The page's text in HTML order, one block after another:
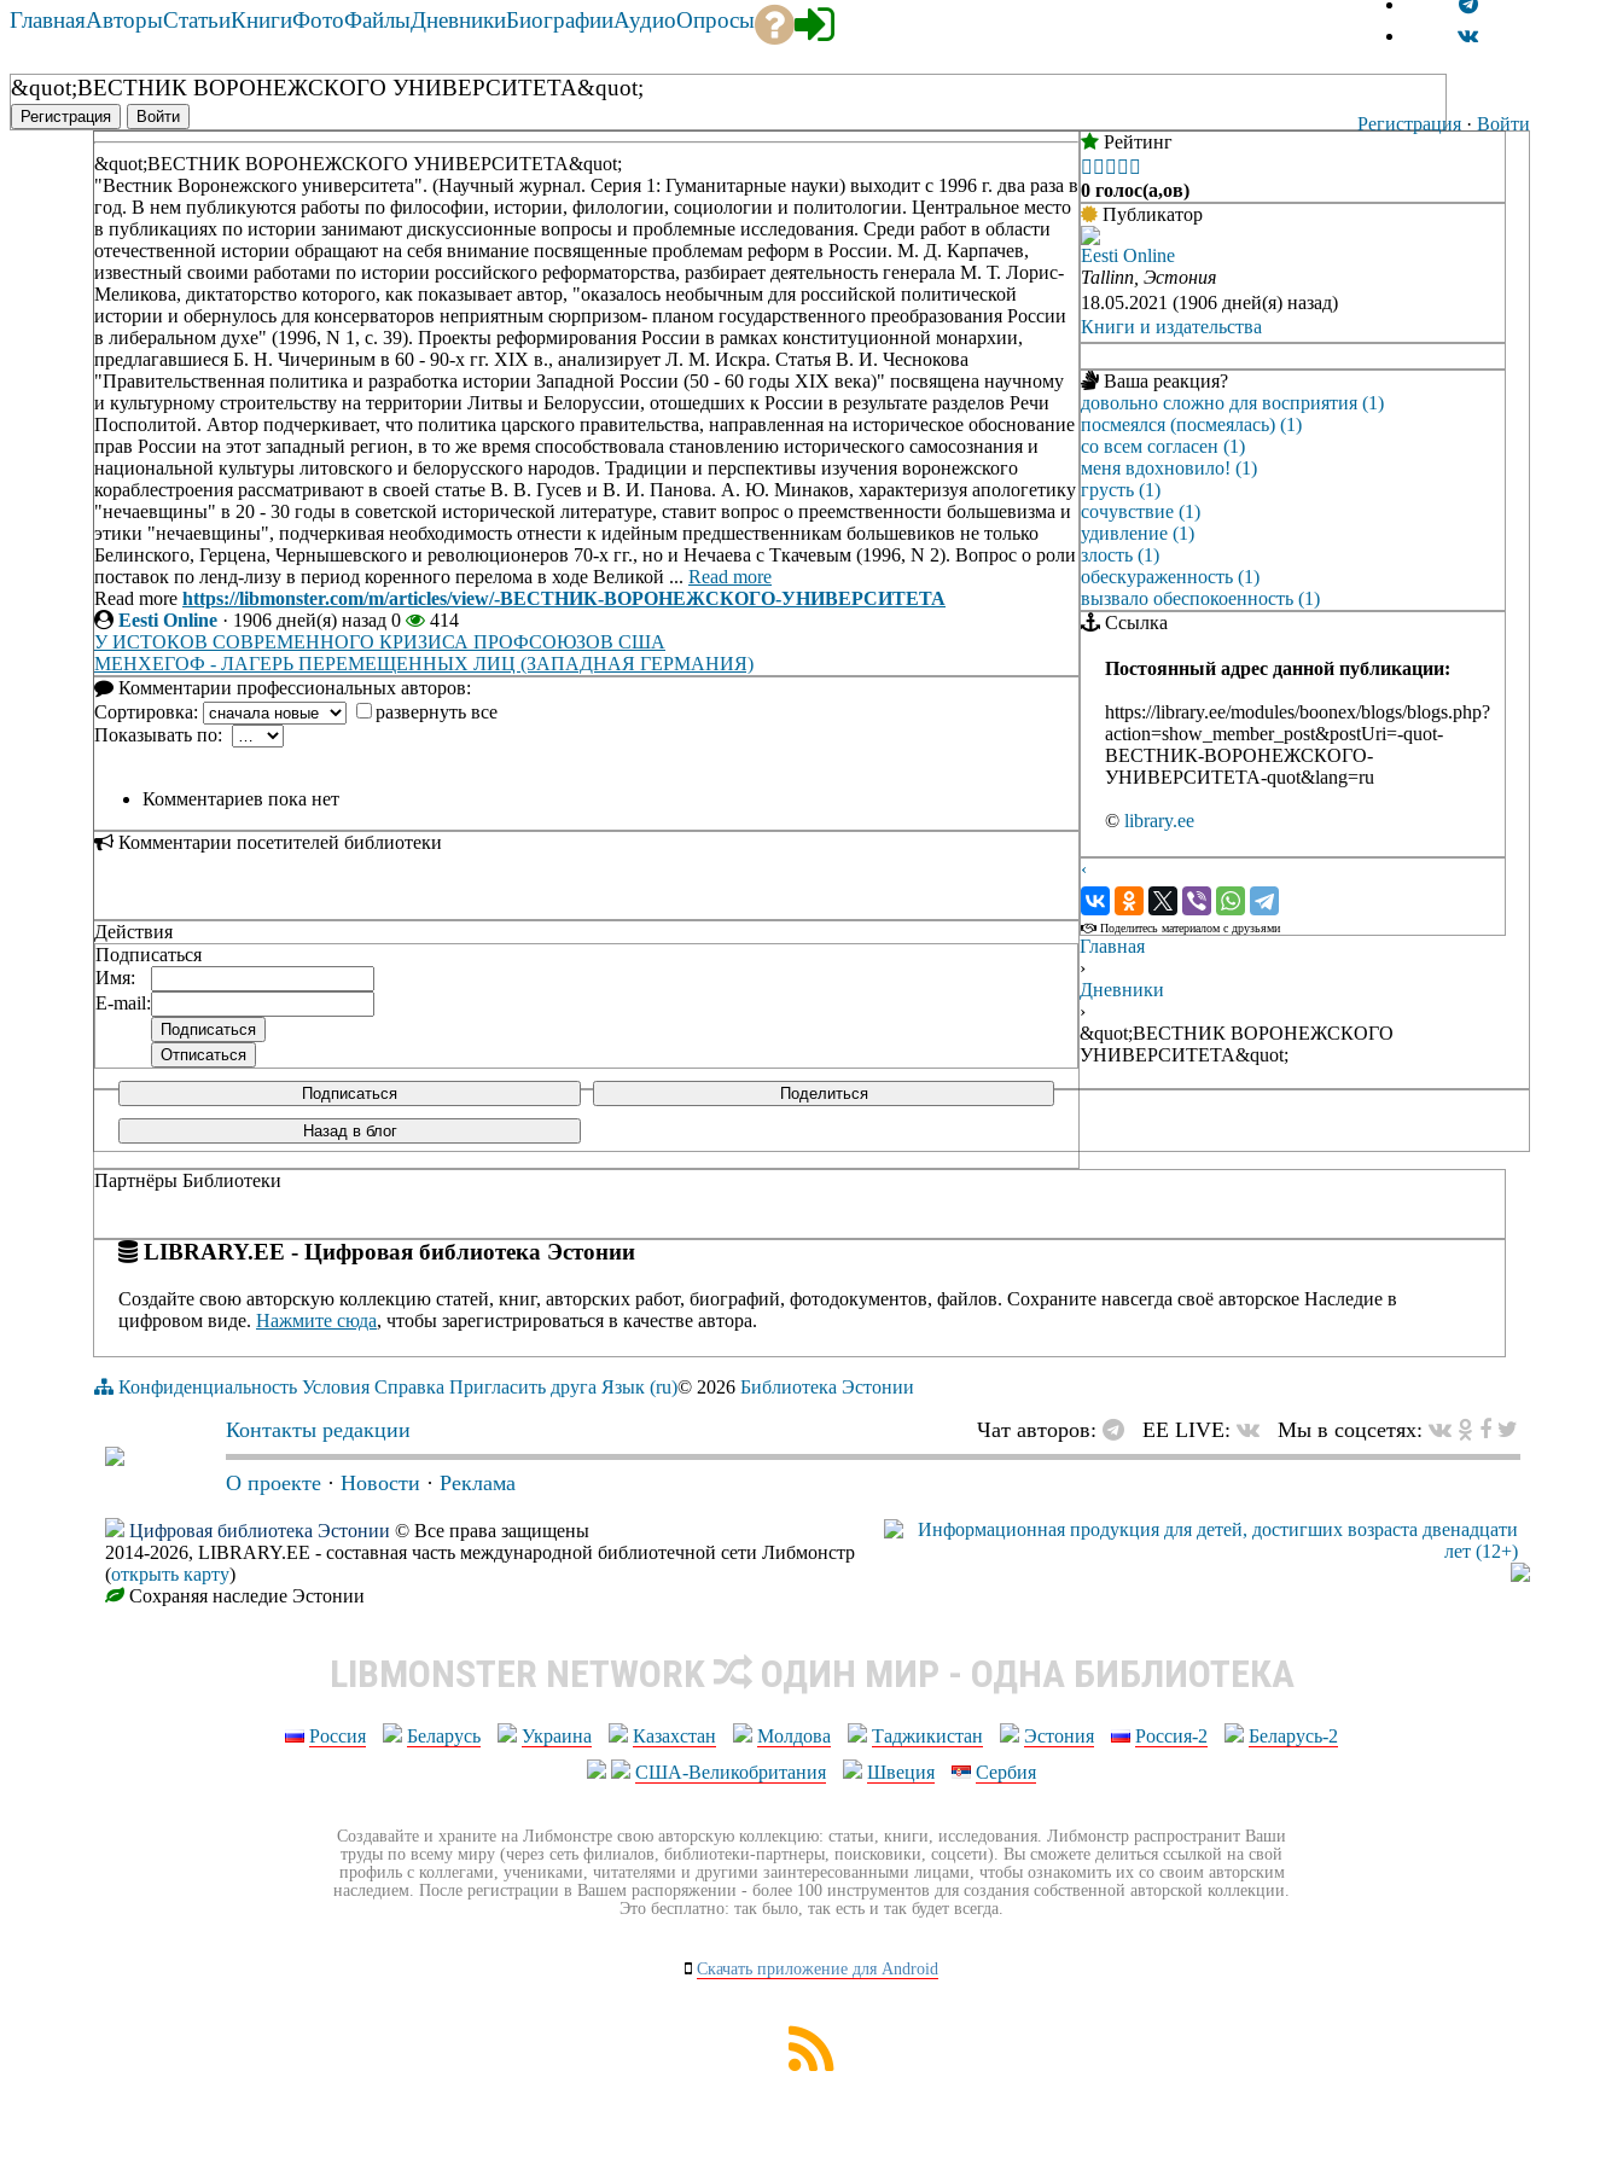
Регистрация · Войти
ГлавнаяАвторыСтатьиКнигиФотоФайлыДневникиБиографииАудиоОпросы
&quot;ВЕСТНИК ВОРОНЕЖСКОГО УНИВЕРСИТЕТА&quot;
Регистрация Войти
&quot;ВЕСТНИК ВОРОНЕЖСКОГО УНИВЕРСИТЕТА&quot;
"Вестник Воронежского университета". (Научный журнал. Серия 1: Гуманитарные науки) выходит с 1996 г. два раза в
год. В нем публикуются работы по философии, истории, филологии, социологии и политологии. Центральное место
в публикациях по истории занимают дискуссионные вопросы и проблемные исследования. Среди работ в области
отечественной истории обращают на себя внимание посвященные проблемам реформ в России. М. Д. Карпачев,
известный своими работами по истории российского реформаторства, разбирает деятельность генерала М. Т. Лорис-
Меликова, диктаторство которого, как показывает автор, "оказалось необычным для российской политической
истории и обернулось для консерваторов неприятным сюрпризом- планом государственного преобразования России
в либеральном духе" (1996, N 1, с. 39). Проекты реформирования России в рамках конституционной монархии,
предлагавшиеся Б. Н. Чичериным в 60 - 90-х гг. XIX в., анализирует Л. М. Искра. Статья В. И. Чеснокова
"Правительственная политика и разработка истории Западной России (50 - 60 годы XIX века)" посвящена научному
и культурному строительству на территории Литвы и Белоруссии, отошедших к России в результате разделов Речи
Посполитой. Автор подчеркивает, что политика царского правительства, направленная на историческое обоснование
прав России на этот западный регион, в то же время способствовала становлению исторического самосознания и
национальной культуры литовского и белорусского народов. Традиции и перспективы изучения воронежского
кораблестроения рассматривают в своей статье В. В. Гусев и В. И. Панова. А. Ю. Минаков, характеризуя апологетику
"нечаевщины" в 20 - 30 годы в советской исторической литературе, ставит вопрос о преемственности большевизма и
этики "нечаевщины", подчеркивая необходимость отнести к идейным предшественникам большевиков не только
Белинского, Герцена, Чернышевского и революционеров 70-х гг., но и Нечаева с Ткачевым (1996, N 2). Вопрос о роли
поставок по ленд-лизу в период коренного перелома в ходе Великой ... Read more
Read more https://libmonster.com/m/articles/view/-ВЕСТНИК-ВОРОНЕЖСКОГО-УНИВЕРСИТЕТА
Eesti Online · 1906 дней(я) назад 0
414
У ИСТОКОВ СОВРЕМЕННОГО КРИЗИСА ПРОФСОЮЗОВ США
МЕНХЕГОФ - ЛАГЕРЬ ПЕРЕМЕЩЕННЫХ ЛИЦ (ЗАПАДНАЯ ГЕРМАНИЯ)
Комментарии профессиональных авторов:
Сортировка:
развернуть все
Показывать по:
Комментариев пока нет
Комментарии посетителей библиотеки
Действия
Подписаться
Имя:
E-mail:
Подписаться Поделиться
Назад в блог
Рейтинг
    
0 голос(а,ов)
Публикатор
Eesti Online
Tallinn, Эстония
18.05.2021 (1906 дней(я) назад)
Книги и издательства
Ваша реакция?
довольно сложно для восприятия (1)
посмеялся (посмеялась) (1)
со всем согласен (1)
меня вдохновило! (1)
грусть (1)
сочувствие (1)
удивление (1)
злость (1)
обескураженность (1)
вызвало обеспокоенность (1)
Ссылка
Постоянный адрес данной публикации:
https://library.ee/modules/boonex/blogs/blogs.php?
action=show_member_post&postUri=-quot-
ВЕСТНИК-ВОРОНЕЖСКОГО-
УНИВЕРСИТЕТА-quot&lang=ru
© library.ee
‹
›
Поделитесь материалом с друзьями
Партнёры Библиотеки
LIBRARY.EE - Цифровая библиотека Эстонии
Создайте свою авторскую коллекцию статей, книг, авторских работ, биографий, фотодокументов, файлов. Сохраните навсегда своё авторское Наследие в
цифровом виде. Нажмите сюда, чтобы зарегистрироваться в качестве автора.
Главная
›
Дневники
›
&quot;ВЕСТНИК ВОРОНЕЖСКОГО
УНИВЕРСИТЕТА&quot;
Конфиденциальность Условия Справка Пригласить друга Язык (ru)© 2026 Библиотека Эстонии
Контакты редакции Чат авторов: EE LIVE: Мы в соцсетях:
О проекте · Новости · Реклама
Цифровая библиотека Эстонии © Все права защищены
2014-2026, LIBRARY.EE - составная часть международной библиотечной сети Либмонстр
(открыть карту)
Сохраняя наследие Эстонии
LIBMONSTER NETWORK ОДИН МИР - ОДНА БИБЛИОТЕКА
Россия Беларусь Украина Казахстан Молдова Таджикистан Эстония Россия-2
Беларусь-2
США-Великобритания
Швеция Сербия
Создавайте и храните на Либмонстре свою авторскую коллекцию: статьи, книги, исследования. Либмонстр распространит Ваши
труды по всему миру (через сеть филиалов, библиотеки-партнеры, поисковики, соцсети). Вы сможете делиться ссылкой на свой
профиль с коллегами, учениками, читателями и другими заинтересованными лицами, чтобы ознакомить их со своим авторским
наследием. После регистрации в Вашем распоряжении - более 100 инструментов для создания собственной авторской коллекции.
Это бесплатно: так было, так есть и так будет всегда.
Скачать приложение для Android